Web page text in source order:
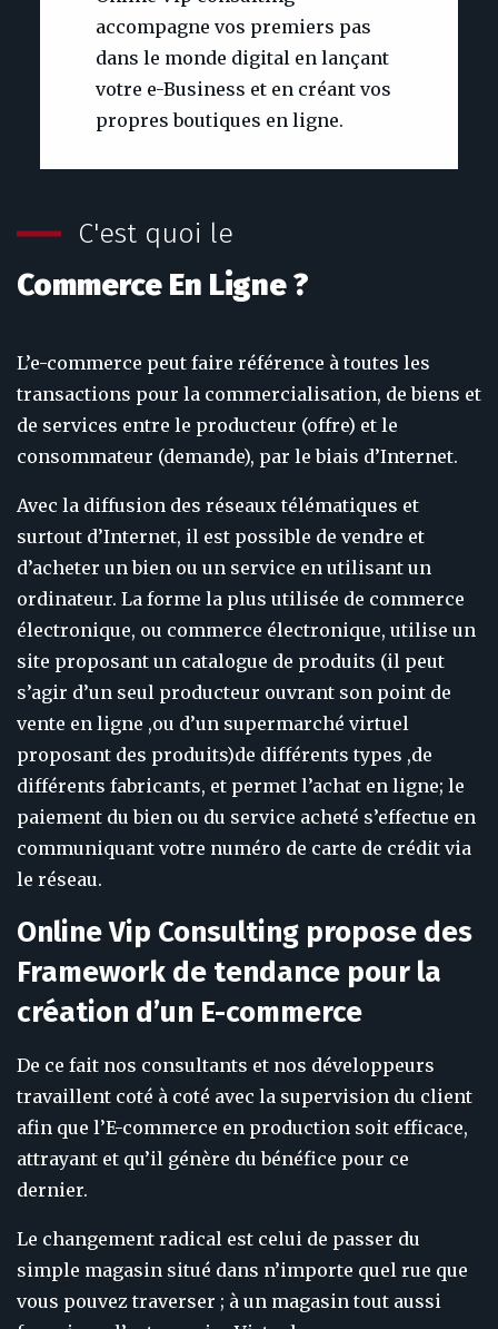
accompagne vos premiers pas
dans le monde digital en lançant
votre e-Business et en créant vos
propres boutiques en ligne.
C'est quoi le
Commerce En Ligne ?
L’e-commerce peut faire référence à toutes les
transactions pour la commercialisation, de biens et
de services entre le producteur (offre) et le
consommateur (demande), par le biais d’Internet.
Avec la diffusion des réseaux télématiques et
surtout d’Internet, il est possible de vendre et
d’acheter un bien ou un service en utilisant un
ordinateur. La forme la plus utilisée de commerce
électronique, ou commerce électronique, utilise un
site proposant un catalogue de produits (il peut
s’agir d’un seul producteur ouvrant son point de
vente en ligne ,ou d’un supermarché virtuel
proposant des produits)de différents types ,de
différents fabricants, et permet l’achat en ligne; le
paiement du bien ou du service acheté s’effectue en
communiquant votre numéro de carte de crédit via
le réseau.
Online Vip Consulting propose des
Framework de tendance pour la
création d’un E-commerce
De ce fait nos consultants et nos développeurs
travaillent coté à coté avec la supervision du client
afin que l’E-commerce en production soit efficace,
attrayant et qu’il génère du bénéfice pour ce
dernier.
Le changement radical est celui de passer du
simple magasin situé dans n’importe quel rue que
vous pouvez traverser ; à un magasin tout aussi